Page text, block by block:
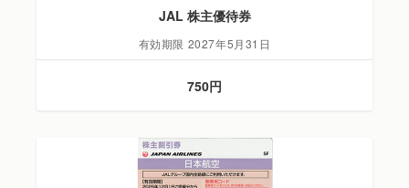
JAL 株主優待券
有効期限 2027年5月31日
750円